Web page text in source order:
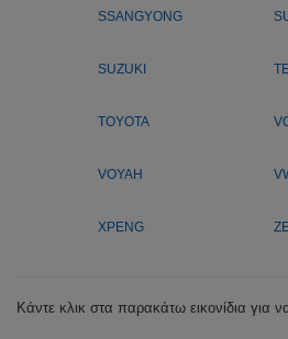
SSANGYONG
SUZUKI
TOYOTA
VOYAH
XPENG
Κάντε κλικ στα παρακάτω εικονίδια για